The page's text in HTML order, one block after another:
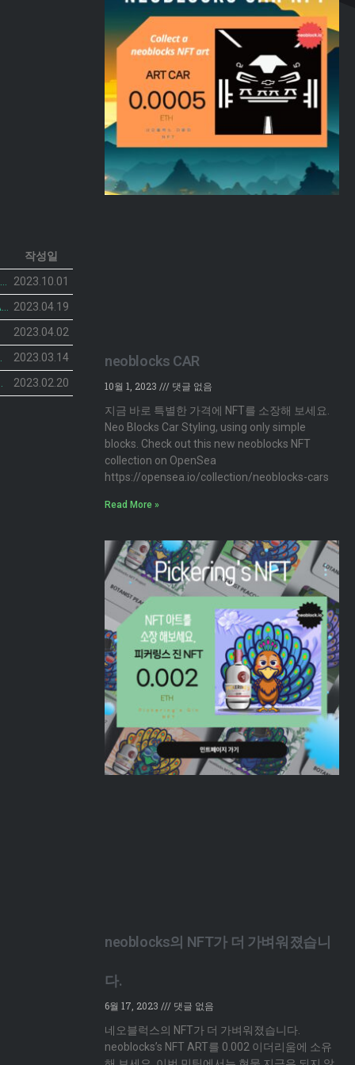
작성일
2023.10.01
2023.04.19
2023.04.02
2023.03.14
2023.02.20
neoblocks CAR
10월 1, 2023
댓글 없음
지금 바로 특별한 가격에 NFT를 소장해 보세요.
Neo Blocks Car Styling, using only simple
blocks. Check out this new neoblocks NFT
collection on OpenSea
https://opensea.io/collection/neoblocks-cars
Read More »
neoblocks의 NFT가 더 가벼워졌습니
다.
6월 17, 2023
댓글 없음
네오블럭스의 NFT가 더 가벼워졌습니다.
neoblocks’s NFT ART를 0.002 이더리움에 소유